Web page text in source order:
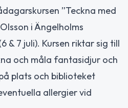
”Teckna med
i Ängelholms
& 7 juli). Kursen riktar sig till
och måla fantasidjur och
plats och biblioteket
allergier vid